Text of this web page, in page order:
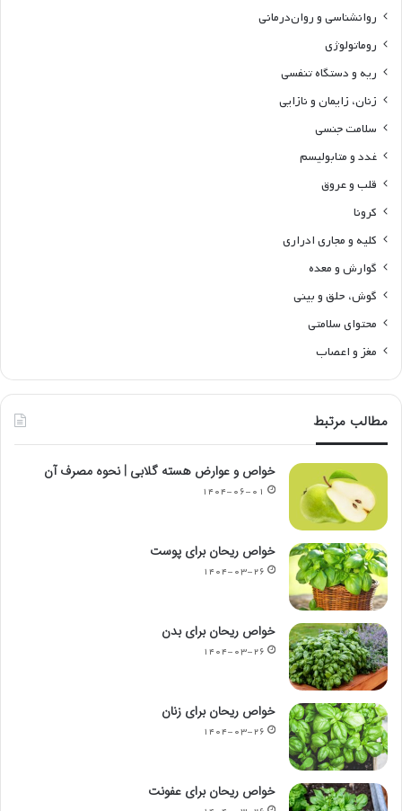
روانشناسی و روان‌درمانی
روماتولوژی
ریه و دستگاه تنفسی
زنان، زایمان و نازایی
سلامت جنسی
غدد و متابولیسم
قلب و عروق
کرونا
کلیه و مجاری ادراری
گوارش و معده
گوش، حلق و بینی
محتوای سلامتی
مغز و اعصاب
مطالب مرتبط
خواص و عوارض هسته گلابی | نحوه مصرف آن
۱۴۰۴-۰۶-۰۱
خواص ریحان برای پوست
۱۴۰۴-۰۳-۲۶
خواص ریحان برای بدن
۱۴۰۴-۰۳-۲۶
خواص ریحان برای زنان
۱۴۰۴-۰۳-۲۶
خواص ریحان برای عفونت